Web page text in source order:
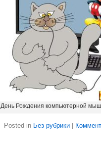
День Рождения компьютерной
Posted in Без рубрики